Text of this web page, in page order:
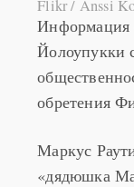
Flikr / Anssi
Информация
Йолоупукки
обретения
Маркус
«дядюшка